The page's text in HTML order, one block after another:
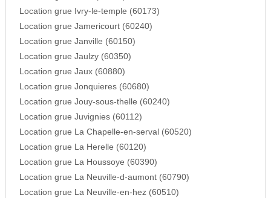
Location grue Ivry-le-temple (60173)
Location grue Jamericourt (60240)
Location grue Janville (60150)
Location grue Jaulzy (60350)
Location grue Jaux (60880)
Location grue Jonquieres (60680)
Location grue Jouy-sous-thelle (60240)
Location grue Juvignies (60112)
Location grue La Chapelle-en-serval (60520)
Location grue La Herelle (60120)
Location grue La Houssoye (60390)
Location grue La Neuville-d-aumont (60790)
Location grue La Neuville-en-hez (60510)